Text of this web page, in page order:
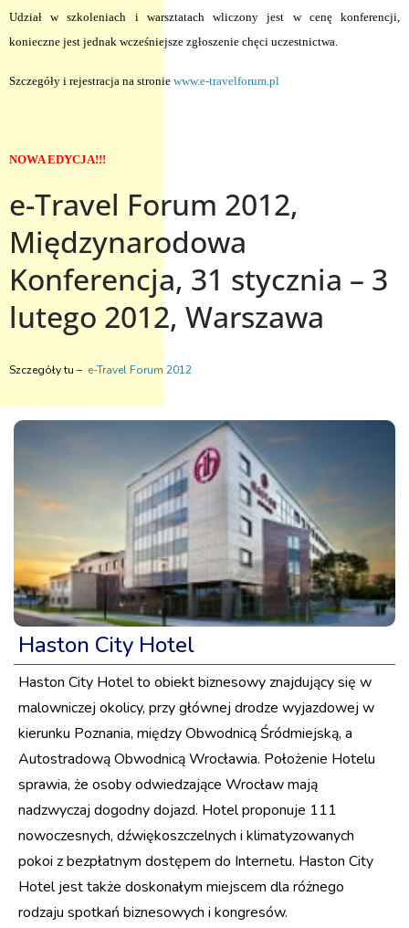
Udział w szkoleniach i warsztatach wliczony jest w cenę konferencji,
konieczne jest jednak wcześniejsze zgłoszenie chęci uczestnictwa.
Szczegóły i rejestracja na stronie www.e-travelforum.pl
NOWA EDYCJA!!!
e-Travel Forum 2012,
Międzynarodowa
Konferencja, 31 stycznia – 3
lutego 2012, Warszawa
Szczegóły tu – e-Travel Forum 2012
Haston City Hotel
Haston City Hotel to obiekt biznesowy znajdujący się w
malowniczej okolicy, przy głównej drodze wyjazdowej w
kierunku Poznania, między Obwodnicą Śródmiejską, a
Autostradową Obwodnicą Wrocławia. Położenie Hotelu
sprawia, że osoby odwiedzające Wrocław mają
nadzwyczaj dogodny dojazd. Hotel proponuje 111
nowoczesnych, dźwiękoszczelnych i klimatyzowanych
pokoi z bezpłatnym dostępem do Internetu. Haston City
Hotel jest także doskonałym miejscem dla różnego
rodzaju spotkań biznesowych i kongresów.